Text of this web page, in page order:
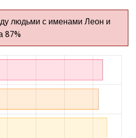
людьми с именами Леон и
87%